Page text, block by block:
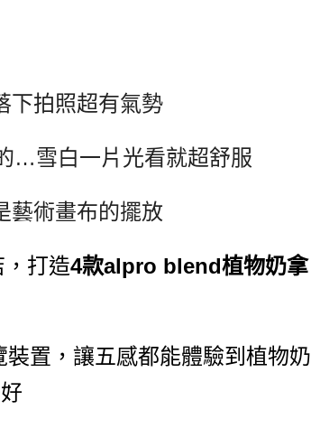
下拍照超有氣勢
…雪白一片光看就超舒服
藝術畫布的擺放
，打造4款alpro blend植物奶拿
置，讓五感都能體驗到植物奶